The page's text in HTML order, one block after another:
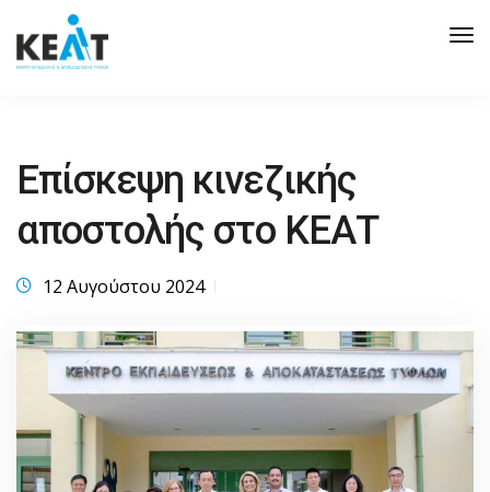
Επίσκεψη κινεζικής
αποστολής στο ΚΕΑΤ
12 Αυγούστου 2024